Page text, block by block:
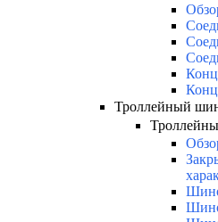
Троллейный